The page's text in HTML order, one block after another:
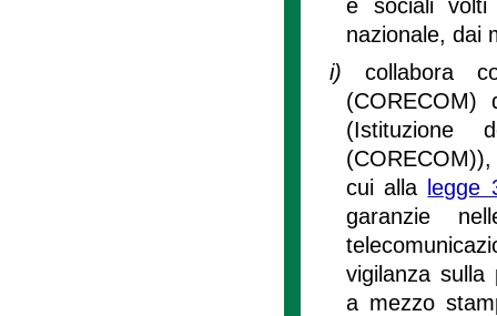
e sociali
nazionale, dai
i) collabora
(Istituzione
cui alla legge
garanzie
vigilanza sulla
a mezzo